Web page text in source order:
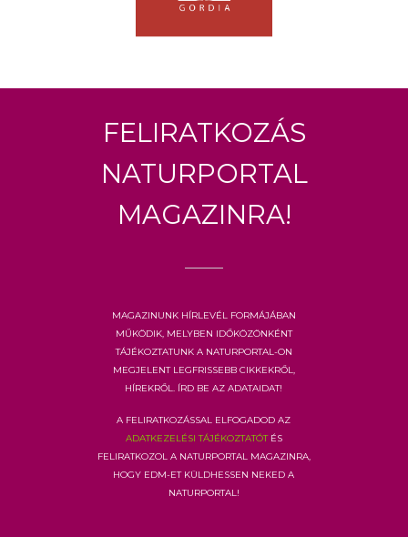
Feliratkozás
Naturportal
Magazinra!
Magazinunk hírlevél formájában
működik, melyben időközönként
tájékoztatunk a Naturportal-on
megjelent legfrissebb cikkekről,
hírekről. Írd be az adataidat!
A feliratkozással elfogadod az
adatkezelési tájékoztatótés
feliratkozol a Naturportal Magazinra,
hogy EDM-et küldhessen neked a
Naturportal!